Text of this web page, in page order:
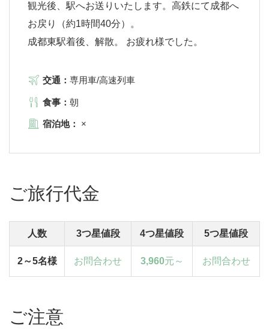
観光後、駅へお送りいたします。高鉄にて成都へ
お戻り（約1時間40分）。
成都東駅着後、解散。 お疲れ様でした。
交通： 専用車/高速列車
食事： 朝
宿泊地： ×
ご旅行代金
人数 3つ星値段 4つ星値段 5つ星値段
2～5名様 お問合わせ 3,960元～ お問合わせ
ご注意